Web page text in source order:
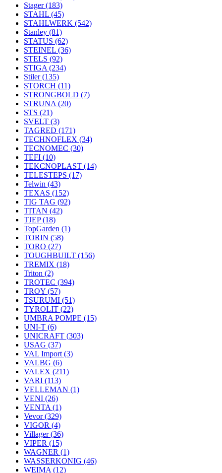
Stager(183)
STAHL (45)
STAHLWERK (542)
Stanley (81)
STATUS (62)
STEINEL (36)
STELS (92)
STIGA (234)
Stiler(135)
STORCH (11)
STRONGBOLD (7)
STRUNA (20)
STS (21)
SVELT (3)
TAGRED (171)
TECHNOFLEX (34)
TECNOMEC (30)
TEFI (10)
TEKCNOPLAST (14)
TELESTEPS (17)
Telwin (43)
TEXAS (152)
TIG TAG (92)
TITAN (42)
TJEP(18)
TopGarden (1)
TORIN (58)
TORO (27)
TOUGHBUILT (156)
TREMIX (18)
Triton (2)
TROTEC (394)
TROY (57)
TSURUMI (51)
TYROLIT (22)
UMBRA POMPE (15)
UNI-T (6)
UNICRAFT (303)
USAG (37)
VAL Import (3)
VALBG (6)
VALEX (211)
VARI (113)
VELLEMAN (1)
VENI (26)
VENTA (1)
Vevor(329)
VIGOR (4)
Villager(36)
VIPER (15)
WAGNER (1)
WASSERKONIG (46)
WEIMA (12)